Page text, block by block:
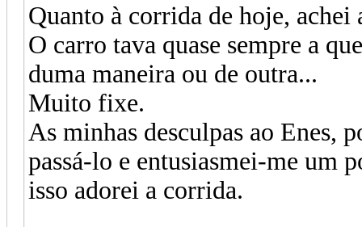
Quanto à corrida de hoje, achei
O carro tava quase sempre a
duma maneira ou de outra...
Muito fixe.
As minhas desculpas ao Enes,
passá-lo e entusiasmei-me um
isso adorei a corrida.